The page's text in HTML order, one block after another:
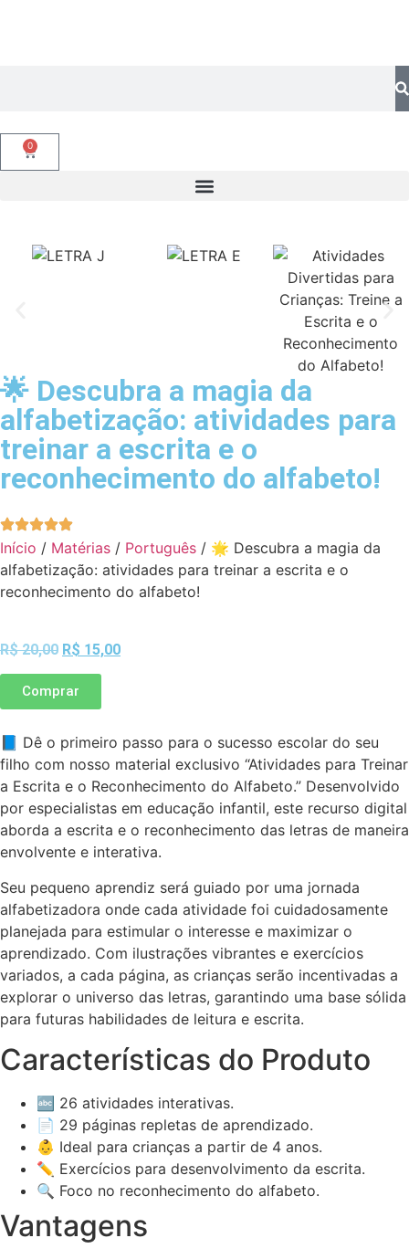
0
🌟 Descubra a magia da
alfabetização: atividades para
treinar a escrita e o
reconhecimento do alfabeto!
Início / Matérias / Português / 🌟 Descubra a magia da
alfabetização: atividades para treinar a escrita e o
reconhecimento do alfabeto!
R$20,00 R$ 15,00
Comprar
📘 Dê o primeiro passo para o sucesso escolar do seu
filho com nosso material exclusivo “Atividades para Treinar
a Escrita e o Reconhecimento do Alfabeto.” Desenvolvido
por especialistas em educação infantil, este recurso digital
aborda a escrita e o reconhecimento das letras de maneira
envolvente e interativa.
Seu pequeno aprendiz será guiado por uma jornada
alfabetizadora onde cada atividade foi cuidadosamente
planejada para estimular o interesse e maximizar o
aprendizado. Com ilustrações vibrantes e exercícios
variados, a cada página, as crianças serão incentivadas a
explorar o universo das letras, garantindo uma base sólida
para futuras habilidades de leitura e escrita.
Características do Produto
🔤 26 atividades interativas.
📄 29 páginas repletas de aprendizado.
👶 Ideal para crianças a partir de 4 anos.
✏️ Exercícios para desenvolvimento da escrita.
🔍 Foco no reconhecimento do alfabeto.
Vantagens